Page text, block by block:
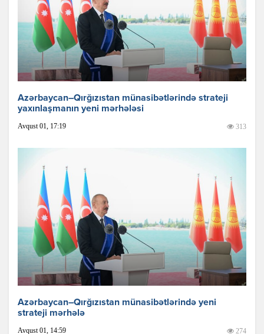
Azərbaycan–Qırğızıstan münasibətlərində strateji
yaxınlaşmanın yeni mərhələsi
Avqust 01, 17:19 313
Azərbaycan–Qırğızıstan münasibətlərində yeni
strateji mərhələ
Avqust 01, 14:59 274